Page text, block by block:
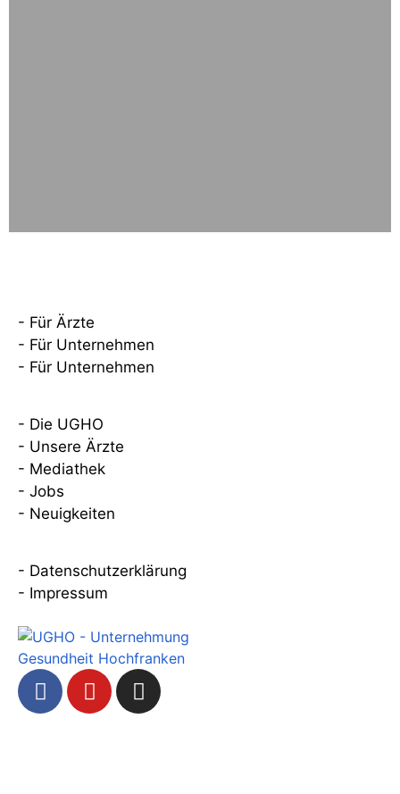
- Für Ärzte
- Für Unternehmen
- Für Unternehmen
- Die UGHO
- Unsere Ärzte
- Mediathek
- Jobs
- Neuigkeiten
- Datenschutzerklärung
- Impressum